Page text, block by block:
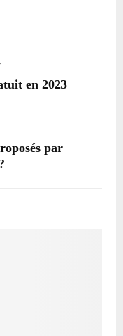
en 2023
par